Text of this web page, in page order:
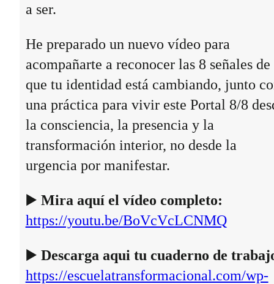
a ser.
He preparado un nuevo vídeo para
acompañarte a reconocer las 8 señales de
que tu identidad está cambiando, junto
una práctica para vivir este Portal 8/8
la consciencia, la presencia y la
transformación interior, no desde la
urgencia por manifestar.
▶️ Mira aquí el vídeo completo:
https://youtu.be/BoVcVcLCNMQ
▶️ Descarga aqui tu cuaderno de
https://escuelatransformacional.com/wp-